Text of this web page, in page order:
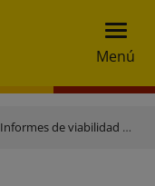
Menú
Informes de viabilidad de obras hidraúlicas